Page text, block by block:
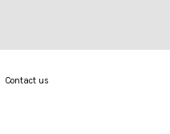
Contact us